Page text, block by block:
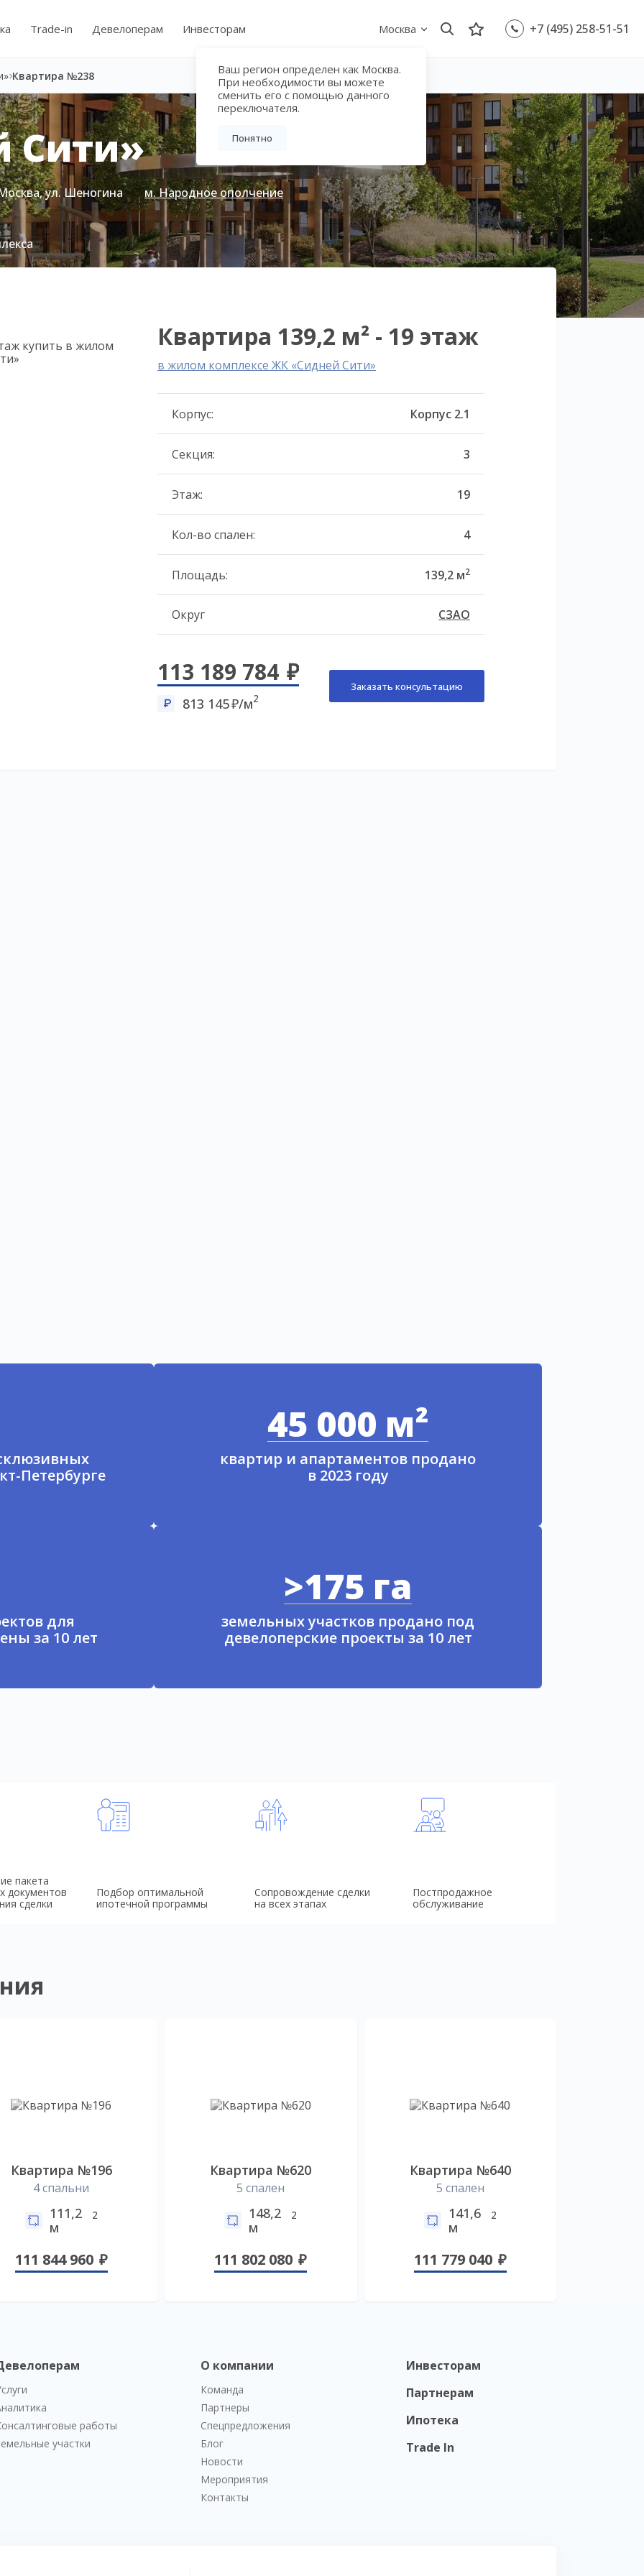
Trade-in Девелоперам Инвесторам Москва
Ваш регион определен как Москва.
При необходимости вы можете
сменить его с помощью данного
переключателя.
Понятно
+7 (495) 258-51-51
Квартира №238
Сити»
ул. Шеногина м. Народное ополчение
Квартира 139,2 м² - 19 этаж
в жилом комплексе ЖК «Сидней Сити»
Корпус: Корпус 2.1
Секция: 3
Этаж: 19
Кол-во спален: 4
Площадь: 139,2 м2
Округ СЗАО
113 189 784
813 145 /м2
Заказать консультацию
Петербурге
45 000 м²
квартир и апартаментов продано
в 2023 году
для
за 10 лет
>175 га
земельных участков продано под
девелоперские проекты за 10 лет
пакета
документов
сделки
Подбор оптимальной
ипотечной программы
Сопровождение сделки
на всех этапах
Постпродажное
обслуживание
Квартира №196
4 спальни
111,2
м
2
111 844 960
Квартира №620
5 спален
148,2
м
2
111 802 080
Квартира №640
5 спален
141,6
м
2
111 779 040
работы
участки
О компании
Команда
Партнеры
Спецпредложения
Блог
Новости
Мероприятия
Контакты
Инвесторам
Партнерам
Ипотека
Trade In